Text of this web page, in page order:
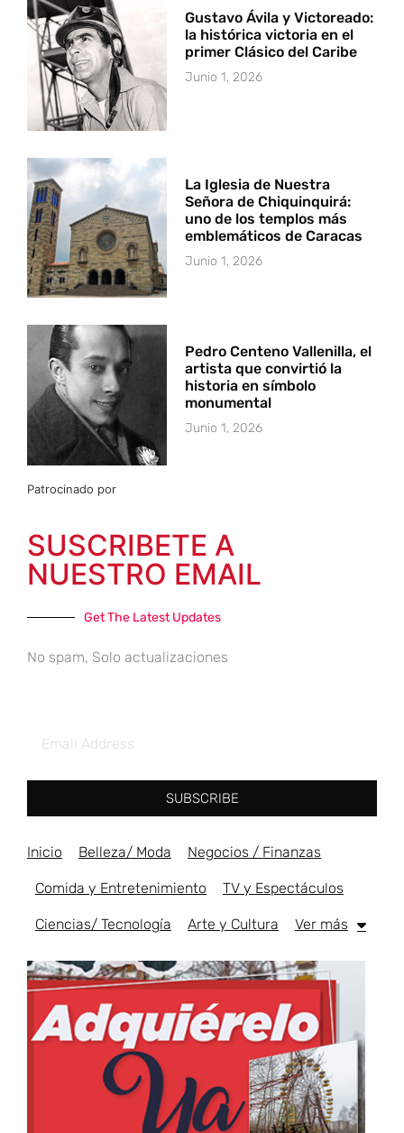
Gustavo Ávila y Victoreado:
la histórica victoria en el
primer Clásico del Caribe
Junio 1, 2026
La Iglesia de Nuestra
Señora de Chiquinquirá:
uno de los templos más
emblemáticos de Caracas
Junio 1, 2026
Pedro Centeno Vallenilla, el
artista que convirtió la
historia en símbolo
monumental
Junio 1, 2026
Patrocinado por
SUSCRIBETE A
NUESTRO EMAIL
Get The Latest Updates
No spam, Solo actualizaciones
SUBSCRIBE
Inicio Belleza/ Moda Negocios / Finanzas
Comida y Entretenimiento TV y Espectáculos
Ciencias/ Tecnología Arte y Cultura Ver más